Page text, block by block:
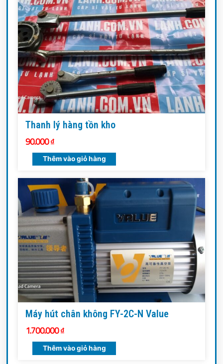
Thanh lý hàng tồn kho
90.000₫
Thêm vào giỏ hàng
Máy hút chân không FY-2C-N Value
1.700.000₫
Thêm vào giỏ hàng